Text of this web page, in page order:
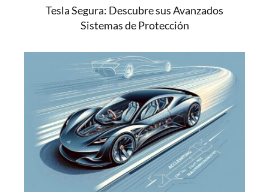
Tesla Segura: Descubre sus Avanzados
Sistemas de Protección